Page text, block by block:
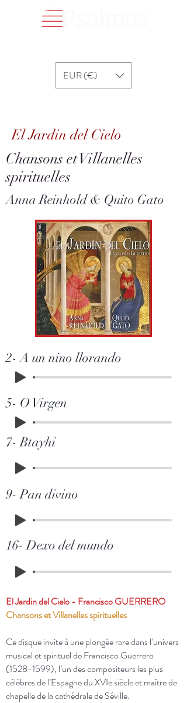
EUR (€)
El Jardin del Cielo
Chansons et Villanelles
spirituelles
Anna Reinhold & Quito Gato
2- A un nino llorando
5- O Virgen
7- Btayhi
9- Pan divino
16- Dexo del mundo
El Jardin del Cielo - Francisco GUERRERO
Chansons et Villanelles spirituelles
Ce disque invite à une plongée rare dans l’univers
musical et spirituel de Francisco Guerrero
(1528-1599), l’un des compositeurs les plus
célèbres de l’Espagne du XVIe siècle et maître de
chapelle de la cathédrale de Séville.